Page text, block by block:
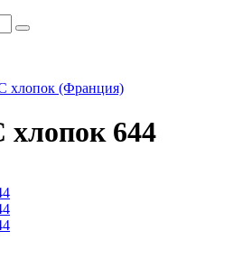
хлопок (Франция)
644